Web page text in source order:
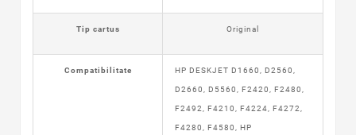
Tip cartus Original
Compatibilitate HP DESKJET D1660, D2560,
D2660, D5560, F2420, F2480,
F2492, F4210, F4224, F4272,
F4280, F4580, HP